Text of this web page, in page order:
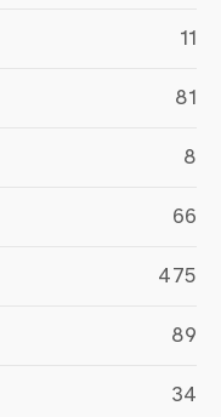
11
81
8
66
475
89
34